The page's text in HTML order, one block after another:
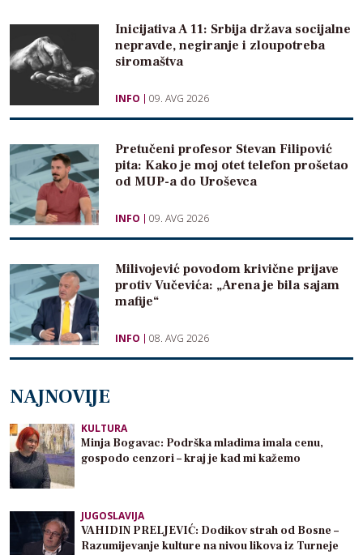
Inicijativa A 11: Srbija država socijalne
nepravde, negiranje i zloupotreba
siromaštva
INFO 09. AVG 2026
Pretučeni profesor Stevan Filipović
pita: Kako je moj otet telefon prošetao
od MUP-a do Uroševca
INFO 09. AVG 2026
Milivojević povodom krivične prijave
protiv Vučevića: „Arena je bila sajam
mafije“
INFO 08. AVG 2026
NAJNOVIJE
KULTURA
Minja Bogavac: Podrška mladima imala cenu,
gospodo cenzori – kraj je kad mi kažemo
JUGOSLAVIJA
VAHIDIN PRELJEVIĆ: Dodikov strah od Bosne –
Razumijevanje kulture na nivou likova iz Turneje